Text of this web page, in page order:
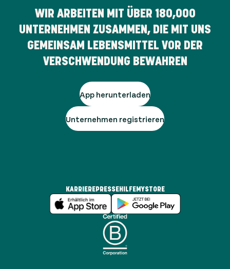
WIR ARBEITEN MIT ÜBER 180,000
UNTERNEHMEN ZUSAMMEN, DIE MIT UNS
GEMEINSAM LEBENSMITTEL VOR DER
VERSCHWENDUNG BEWAHREN
App herunterladen
Unternehmen registrieren
KARRIEREPRESSEHILFEMYSTORE